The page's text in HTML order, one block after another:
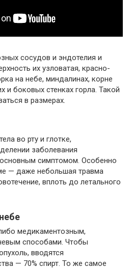
сосудов и эндотелия и
их узловатая, красно-
на небе, миндалинах, корне
и боковых стенках горла. Такой
в размерах.
во рту и глотке,
заболевания
основным симптомом. Особенно
— даже небольшая травма
вплоть до летального
медикаментозным,
способами. Чтобы
вводятся
— 70% спирт. То же самое